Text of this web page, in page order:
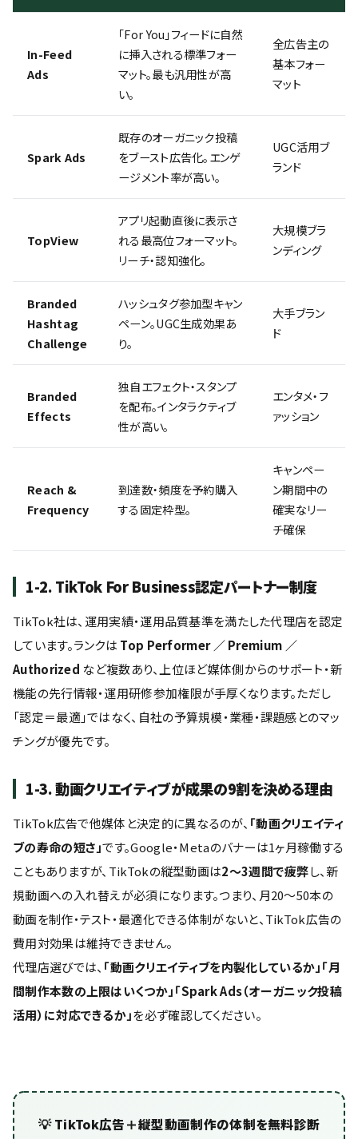
In-Feed
Ads
「For You」フィードに自然
に挿入される標準フォー
マット。最も汎用性が高
い。
全広告主の
基本フォー
マット
Spark Ads
既存のオーガニック投稿
をブースト広告化。エンゲ
ージメント率が高い。
UGC活用ブ
ランド
TopView
アプリ起動直後に表示さ
れる最高位フォーマット。
リーチ・認知強化。
大規模ブラ
ンディング
Branded
Hashtag
Challenge
ハッシュタグ参加型キャン
ペーン。UGC生成効果あ
り。
大手ブラン
ド
Branded
Effects
独自エフェクト・スタンプ
を配布。インタラクティブ
性が高い。
エンタメ・フ
ァッション
Reach &
Frequency
到達数・頻度を予約購入
する固定枠型。
キャンペー
ン期間中の
確実なリー
チ確保
1-2. TikTok For Business認定パートナー制度
TikTok社は、運用実績・運用品質基準を満たした代理店を認定
しています。ランクは Top Performer ／ Premium ／
Authorized など複数あり、上位ほど媒体側からのサポート・新
機能の先行情報・運用研修参加権限が手厚くなります。ただし
「認定＝最適」ではなく、自社の予算規模・業種・課題感とのマッ
チングが優先です。
1-3. 動画クリエイティブが成果の9割を決める理由
TikTok広告で他媒体と決定的に異なるのが、 「動画クリエイティ
ブの寿命の短さ」です。Google・Metaのバナーは1ヶ月稼働する
こともありますが、TikTokの縦型動画は2〜3週間で疲弊し、新
規動画への入れ替えが必須になります。つまり、月20〜50本の
動画を制作・テスト・最適化できる体制がないと、TikTok広告の
費用対効果は維持できません。
代理店選びでは、 「動画クリエイティブを内製化しているか」「月
間制作本数の上限はいくつか」「Spark Ads（オーガニック投稿
活用）に対応できるか」を必ず確認してください。
💡 TikTok広告＋縦型動画制作の体制を無料診断